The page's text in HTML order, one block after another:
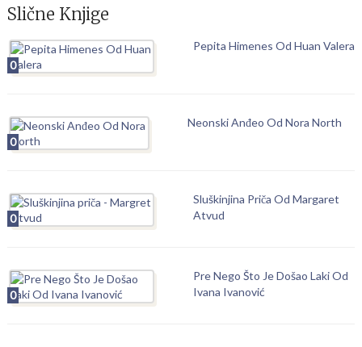
Slične Knjige
0
Pepita Himenes Od Huan Valera
0
Neonski Anđeo Od Nora North
0
Sluškinjina Priča Od Margaret
Atvud
0
Pre Nego Što Je Došao Laki Od
Ivana Ivanović